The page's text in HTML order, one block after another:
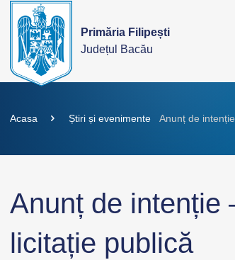
Primăria Filipești
Județul Bacău
Acasa Știri și evenimente Anunț de
Anunț de intenție
licitație publică